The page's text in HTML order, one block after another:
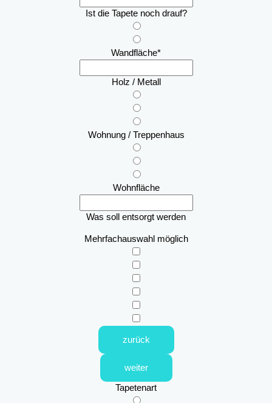
Ist die Tapete noch drauf?
Wandfläche*
Holz / Metall
Wohnung / Treppenhaus
Wohnfläche
Was soll entsorgt werden
Mehrfachauswahl möglich
zurück
weiter
Tapetenart